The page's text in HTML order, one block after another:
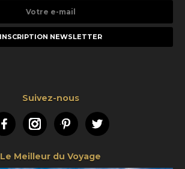
Suivez-nous
FacebookInstagramPinterestTwitter
Le Meilleur du Voyage